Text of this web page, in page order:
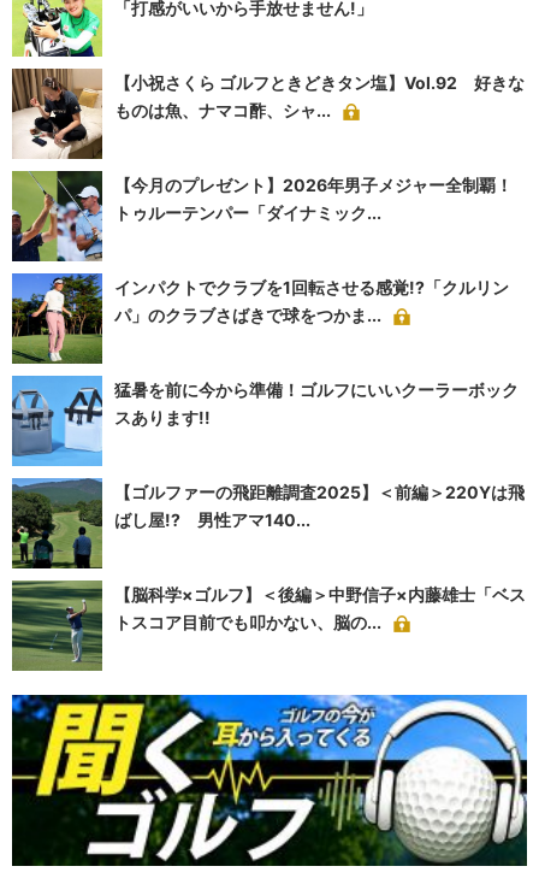
「打感がいいから手放せません!」
【小祝さくら ゴルフときどきタン塩】Vol.92 好きな
ものは魚、ナマコ酢、シャ...
【今月のプレゼント】2026年男子メジャー全制覇！
トゥルーテンパー「ダイナミック...
インパクトでクラブを1回転させる感覚!?「クルリン
パ」のクラブさばきで球をつかま...
猛暑を前に今から準備！ゴルフにいいクーラーボック
スあります!!
【ゴルファーの飛距離調査2025】＜前編＞220Yは飛
ばし屋!? 男性アマ140...
【脳科学×ゴルフ】＜後編＞中野信子×内藤雄士「ベス
トスコア目前でも叩かない、脳の...